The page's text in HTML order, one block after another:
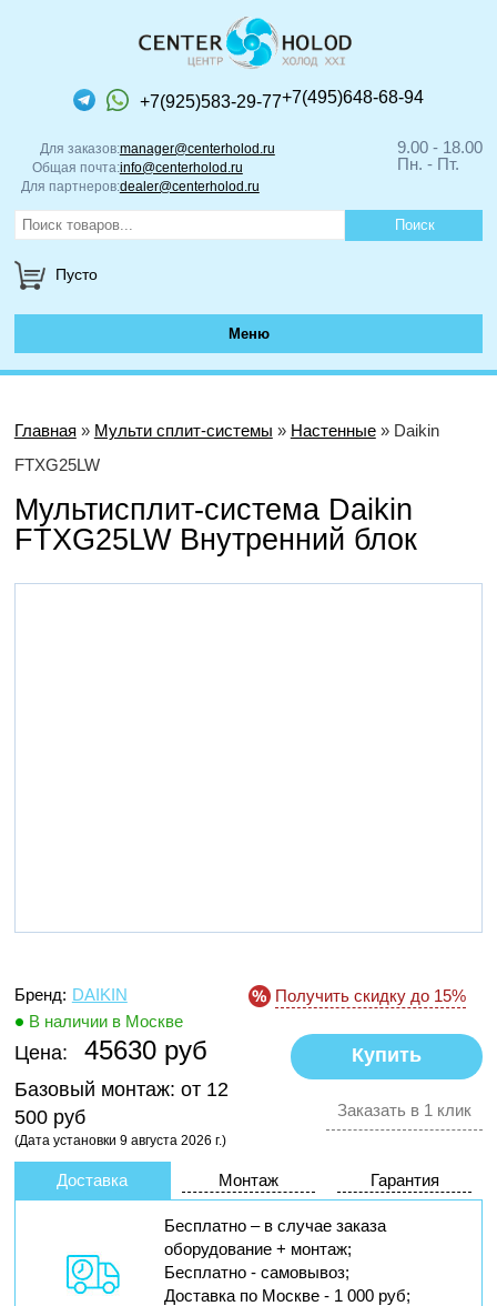
+7(925)583-29-77+7(495)648-68-94
Для заказов:manager@centerholod.ru
Общая почта:info@centerholod.ru
Для партнеров:dealer@centerholod.ru
9.00 - 18.00
Пн. - Пт.
Пусто
Меню
Главная » Мульти сплит-системы » Настенные» Daikin
FTXG25LW
Мультисплит-система Daikin
FTXG25LW Внутренний блок
Бренд: DAIKIN
В наличии в Москве
Цена: 45630 руб
Базовый монтаж: от 12
500 руб
(Дата установки 9 августа 2026 г.)
Получить скидку до 15%
Заказать в 1 клик
Доставка Монтаж Гарантия
Бесплатно – в случае заказа
оборудование + монтаж;
Бесплатно - самовывоз;
Доставка по Москве - 1 000 руб;